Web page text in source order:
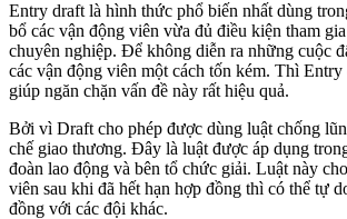
Entry draft là hình thức phổ biến nhất dùng
bổ các vận động viên vừa đủ điều kiện tham
chuyên nghiệp. Để không diễn ra những cuộc
các vận động viên một cách tốn kém. Thì
giúp ngăn chặn vấn đề này rất hiệu quả.
Bởi vì Draft cho phép được dùng luật chống
chế giao thương. Đây là luật được áp dụng
đoàn lao động và bên tổ chức giải. Luật này
viên sau khi đã hết hạn hợp đồng thì có thể tự
đồng với các đội khác.